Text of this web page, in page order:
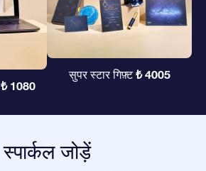
₺ 1080
सुपर स्टार गिफ़्ट₺ 4005
स्पार्कल जोड़ें